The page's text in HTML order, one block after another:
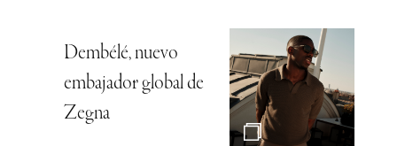
Dembélé, nuevo
embajador global de
Zegna